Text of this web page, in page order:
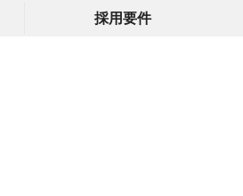
採用要件